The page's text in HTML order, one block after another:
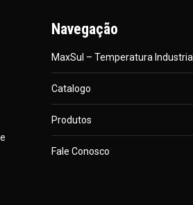
Navegação
MaxSul – Temperatura Industrial
Catalogo
Produtos
Fale Conosco